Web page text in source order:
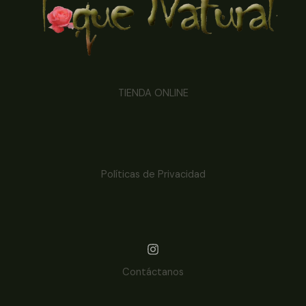
TIENDA ONLINE
Políticas de Privacidad
Contáctanos